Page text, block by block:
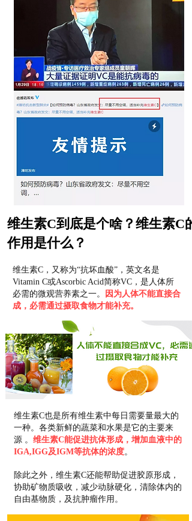
维生素C到底是个啥？维生素C的
作用是什么？
维生素C，又称为“抗坏血酸”，英文名是
Vitamin C或Ascorbic Acid简称VC，是人体所
必需的微观营养素之一。
因为人体不能直接合
成，必需通过摄取食物才能补充。
维生素C也是所有维生素中每日需要量最大的
一种。各类新鲜的蔬菜和水果是它的主要来
源 。 维生素C能促进抗体形成，增加血液中的
IGA,IGG及IGM等抗体的浓度。
除此之外，维生素C还能帮助促进胶原形成，
协助矿物质吸收，减少动脉硬化，清除体内的
自由基物质，及抗肿瘤作用。